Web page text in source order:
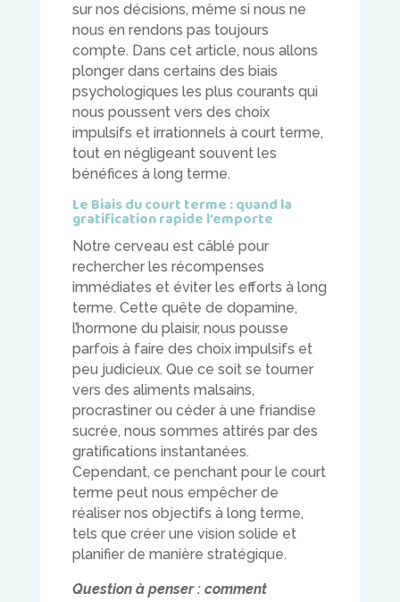
sur nos décisions, même si nous ne
nous en rendons pas toujours
compte. Dans cet article, nous allons
plonger dans certains des biais
psychologiques les plus courants qui
nous poussent vers des choix
impulsifs et irrationnels à court terme,
tout en négligeant souvent les
bénéfices à long terme.
Le Biais du court terme : quand la
gratification rapide l’emporte
Notre cerveau est câblé pour
rechercher les récompenses
immédiates et éviter les efforts à long
terme. Cette quête de dopamine,
l’hormone du plaisir, nous pousse
parfois à faire des choix impulsifs et
peu judicieux. Que ce soit se tourner
vers des aliments malsains,
procrastiner ou céder à une friandise
sucrée, nous sommes attirés par des
gratifications instantanées.
Cependant, ce penchant pour le court
terme peut nous empêcher de
réaliser nos objectifs à long terme,
tels que créer une vision solide et
planifier de manière stratégique.
Question à penser : comment